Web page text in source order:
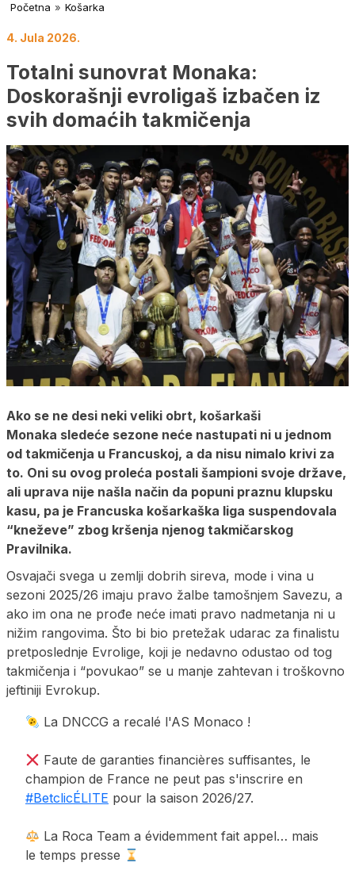
Početna » Košarka
4. Jula 2026.
Totalni sunovrat Monaka:
Doskorašnji evroligaš izbačen iz
svih domaćih takmičenja
Ako se ne desi neki veliki obrt, košarkaši
Monaka sledeće sezone neće nastupati ni u jednom
od takmičenja u Francuskoj, a da nisu nimalo krivi za
to. Oni su ovog proleća postali šampioni svoje države,
ali uprava nije našla način da popuni praznu klupsku
kasu, pa je Francuska košarkaška liga suspendovala
“kneževe” zbog kršenja njenog takmičarskog
Pravilnika.
Osvajači svega u zemlji dobrih sireva, mode i vina u
sezoni 2025/26 imaju pravo žalbe tamošnjem Savezu, a
ako im ona ne prođe neće imati pravo nadmetanja ni u
nižim rangovima. Što bi bio pretežak udarac za finalistu
pretposlednje Evrolige, koji je nedavno odustao od tog
takmičenja i “povukao” se u manje zahtevan i troškovno
jeftiniji Evrokup.
La DNCCG a recalé l'AS Monaco !
Faute de garanties financières suffisantes, le
champion de France ne peut pas s'inscrire en
#BetclicÉLITE pour la saison 2026/27.
La Roca Team a évidemment fait appel… mais
le temps presse